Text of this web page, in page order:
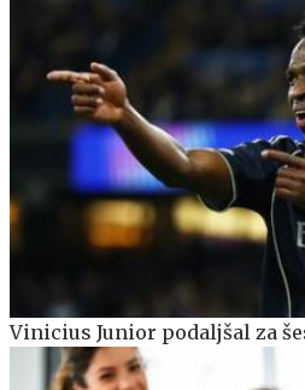
Vinicius Junior podaljšal za